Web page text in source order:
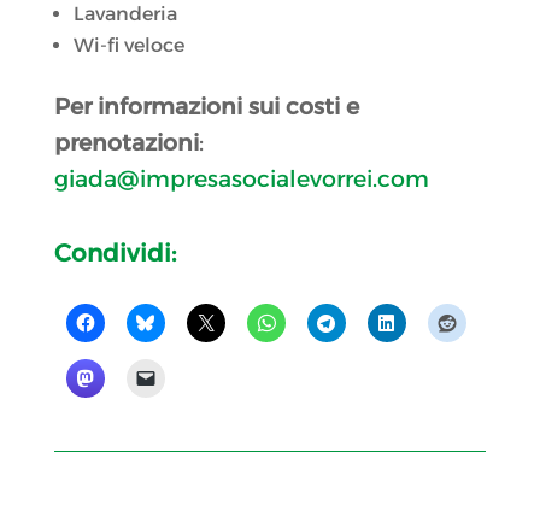
Lavanderia
Wi-fi veloce
Per informazioni sui costi e
prenotazioni:
giada@impresasocialevorrei.com
Condividi: